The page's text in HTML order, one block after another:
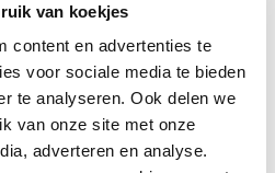
van koekjes
content en advertenties te
voor sociale media te bieden
te analyseren. Ook delen we
van onze site met onze
adverteren en analyse.
Zipwake servo unit 3mtr